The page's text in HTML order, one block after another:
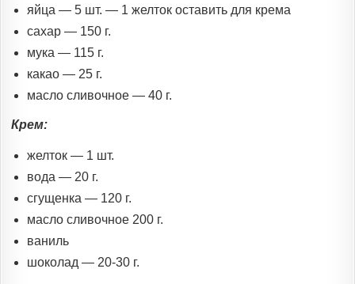
яйца — 5 шт. — 1 желток оставить для крема
сахар — 150 г.
мука — 115 г.
какао — 25 г.
масло сливочное — 40 г.
Крем:
желток — 1 шт.
вода — 20 г.
сгущенка — 120 г.
масло сливочное 200 г.
ваниль
шоколад — 20-30 г.